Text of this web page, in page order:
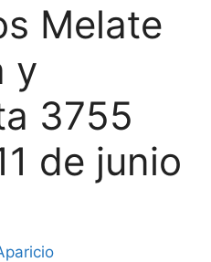
Melate
y
3755
de junio